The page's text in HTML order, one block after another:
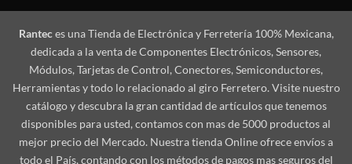
Ranteces una Tienda de Electrónica y Ferretería 100% Mexicana,
dedicada a la venta de Componentes Electrónicos, Sensores,
Módulos, Tarjetas de Control, Conectores, Semiconductores,
Herramientas y todo lo relacionado al giro Ferretero. Visite nuestro
catálogo y descubra la gran cantidad de artículos que tenemos
disponibles para usted, contamos con mas de 5000 productos al
mejor precio del Mercado. Nuestra tienda Online ofrece envíos a
todo el País, contando con los métodos de pagos mas seguros del